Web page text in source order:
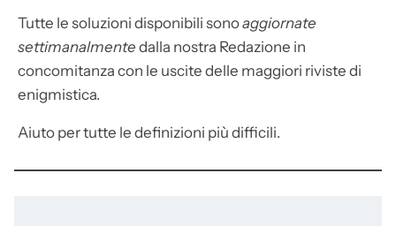
Tutte le soluzioni disponibili sonoaggiornate
settimanalmente dalla nostra Redazione in
concomitanza con le uscite delle maggiori riviste di
enigmistica.
Aiuto per tutte le definizioni più difficili.